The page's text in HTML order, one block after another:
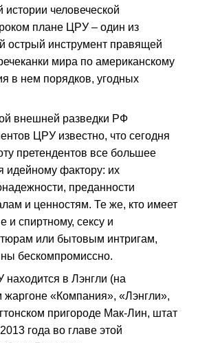
истории человеческой
плане ЦРУ – один из
острый инструмент правящей
мира по американскому
в нем порядков, угодных
внешней разведки РФ
ЦРУ известно, что сегодня
претендентов все большее
идейному фактору: их
преданности
и ценностям. Те же, кто имеет
и спиртному, сексу и
или бытовым интригам,
бескомпромиссно.
в Лэнгли (на
«Компания», «Лэнгли»,
пригороде Мак-Лин, штат
года во главе этой